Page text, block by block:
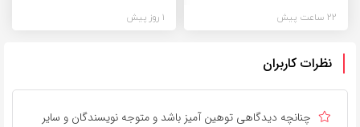
22 ساعت پیش 1 روز پیش
نظرات کاربران
چنانچه دیدگاهی توهین آمیز باشد و متوجه نویسندگان و سایر